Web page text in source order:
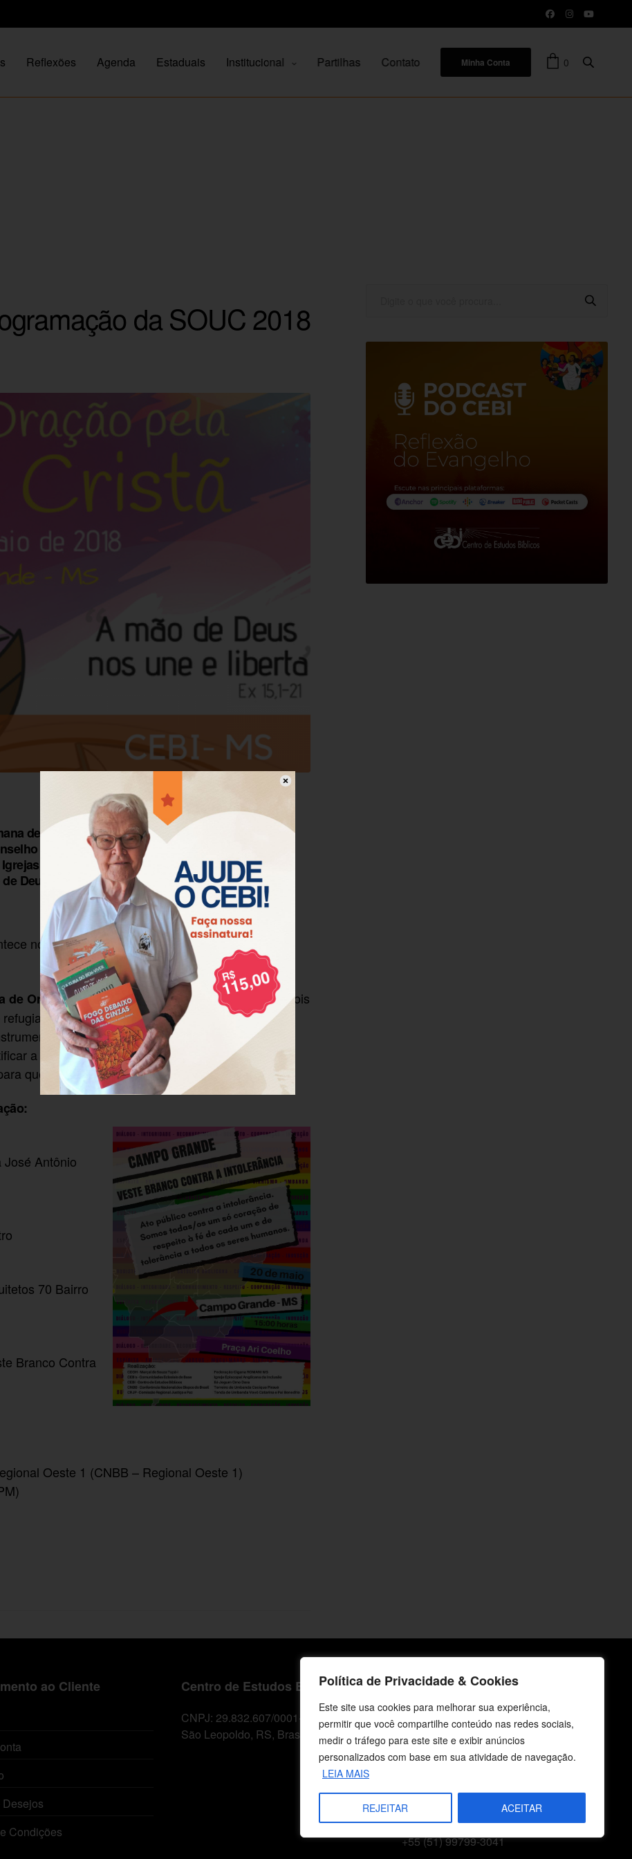
Política de Privacidade & Cookies
Este site usa cookies para melhorar sua experiência,
permitir que você compartilhe conteúdo nas redes sociais,
medir o tráfego para este site e exibir anúncios
personalizados com base em sua atividade de navegação.
LEIA MAIS
REJEITAR ACEITAR
Reflexões Agenda Estaduais Institucional Partilhas Contato Minha Conta 0
da SOUC 2018
de Oração pela Unidade Cristã (SOUC).
Pontífice para Unidade dos Cristãos
(CMI), tendo o tema inspirado no livro
Deus nos une e liberta”.
no período de Pentecostes que é um momento
de Oração pela Unidade Cristã, são destacados dois
“… as igrejas assumiram que, tanto no
pelo colonialismo que subjugou as
a escravidão. É uma história que não pode ser
que seja superada.”
José Antônio
70 Bairro
Branco Contra
Oeste 1 (CNBB – Regional Oeste 1)
ao Cliente
Condições
Centro de Estudos Bíblicos
CNPJ: 29.832.607/0001-10
São Leopoldo, RS, Brasil
Fale Conosco
E-mails
vendas@cebi.org.br
comunicacao@cebi.org.br
+55 (51) 99734-4518
WhatsApp / Comunicação
+55 (51) 99799-3041